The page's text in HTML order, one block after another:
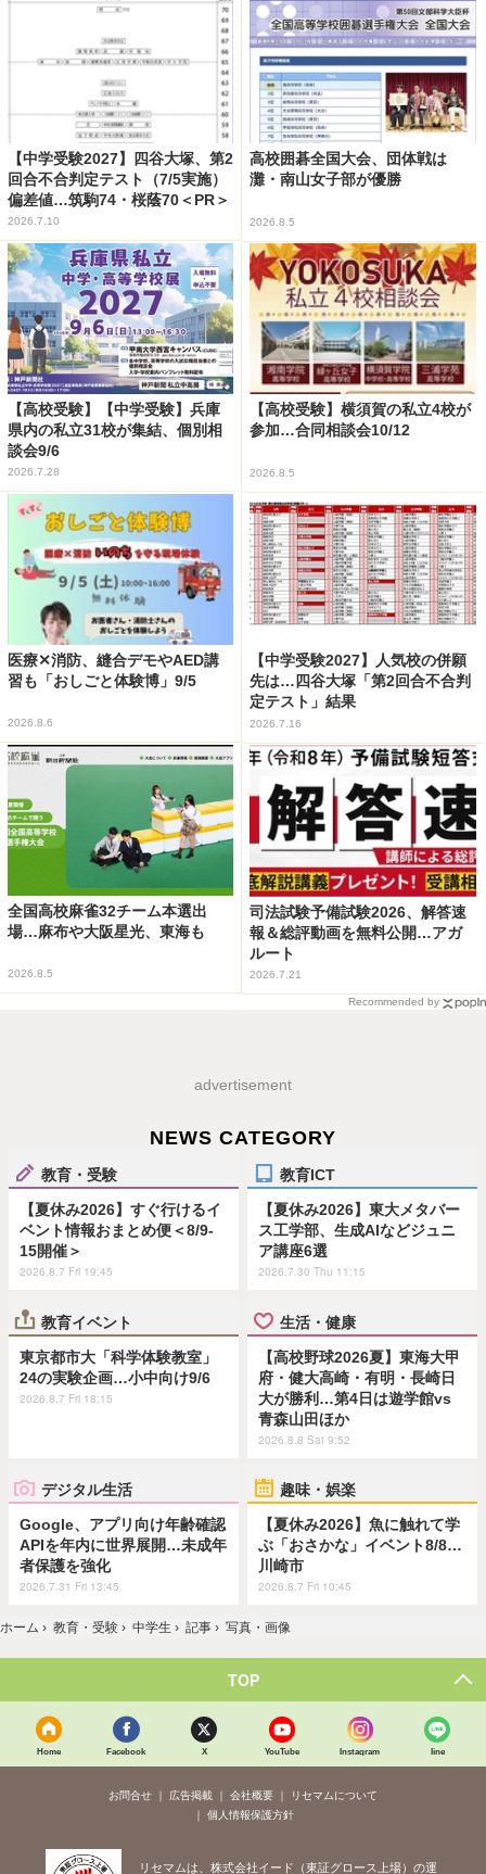
【中学受験2027】四谷大塚、第2
回合不合判定テスト（7/5実施）
偏差値…筑駒74・桜蔭70＜PR＞
2026.7.10
高校囲碁全国大会、団体戦は
灘・南山女子部が優勝
2026.8.5
【高校受験】【中学受験】兵庫
県内の私立31校が集結、個別相
談会9/6
2026.7.28
【高校受験】横須賀の私立4校が
参加…合同相談会10/12
2026.8.5
医療✕消防、縫合デモやAED講
習も「おしごと体験博」9/5
2026.8.6
【中学受験2027】人気校の併願
先は…四谷大塚「第2回合不合判
定テスト」結果
2026.7.16
全国高校麻雀32チーム本選出
場…麻布や大阪星光、東海も
2026.8.5
司法試験予備試験2026、解答速
報＆総評動画を無料公開…アガ
ルート
2026.7.21
Recommended by
advertisement
NEWS CATEGORY
教育・受験
【夏休み2026】すぐ行けるイ
ベント情報おまとめ便＜8/9-
15開催＞
2026.8.7 Fri 19:45
教育ICT
【夏休み2026】東大メタバー
ス工学部、生成AIなどジュニ
ア講座6選
2026.7.30 Thu 11:15
教育イベント
東京都市大「科学体験教室」
24の実験企画…小中向け9/6
2026.8.7 Fri 18:15
生活・健康
【高校野球2026夏】東海大甲
府・健大高崎・有明・長崎日
大が勝利…第4日は遊学館vs
青森山田ほか
2026.8.8 Sat 9:52
デジタル生活
Google、アプリ向け年齢確認
APIを年内に世界展開…未成年
者保護を強化
2026.7.31 Fri 13:45
趣味・娯楽
【夏休み2026】魚に触れて学
ぶ「おさかな」イベント8/8…
川崎市
2026.8.7 Fri 10:45
ホーム › 教育・受験 › 中学生 › 記事 › 写真・画像
TOP
Home Facebook X YouTube Instagram line
お問合せ 広告掲載 会社概要
リセマムについて
個人情報保護方針
リセマムは、株式会社イード（東証グロース上場）の運